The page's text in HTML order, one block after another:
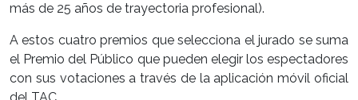
más de 25 años de trayectoria profesional).
A estos cuatro premios que selecciona el jurado se suma
el Premio del Público que pueden elegir los espectadores
con sus votaciones a través de la aplicación móvil oficial